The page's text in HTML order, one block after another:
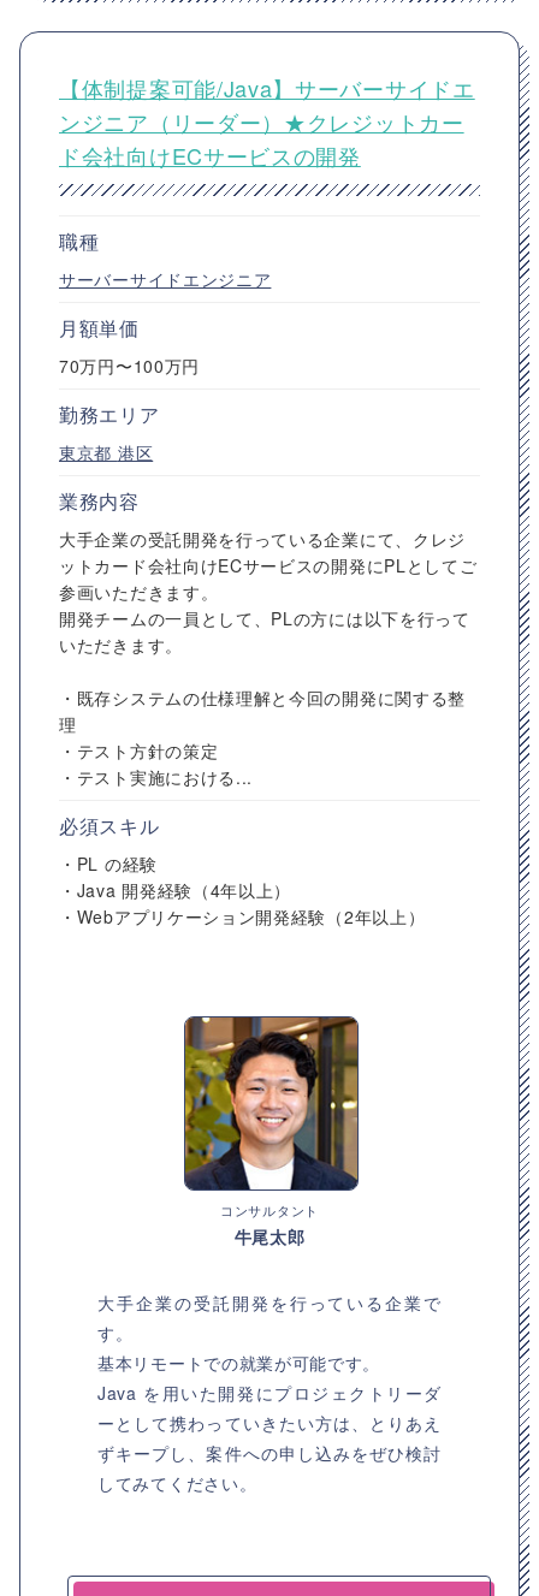
【体制提案可能/Java】サーバーサイドエ
ンジニア（リーダー）★クレジットカー
ド会社向けECサービスの開発
職種
サーバーサイドエンジニア
月額単価
70万円〜100万円
勤務エリア
東京都 港区
業務内容
大手企業の受託開発を行っている企業にて、クレジ
ットカード会社向けECサービスの開発にPLとしてご
参画いただきます。
開発チームの一員として、PLの方には以下を行って
いただきます。
・既存システムの仕様理解と今回の開発に関する整
理
・テスト方針の策定
・テスト実施における...
必須スキル
・PL の経験
・Java 開発経験（4年以上）
・Webアプリケーション開発経験（2年以上）
コンサルタント
牛尾太郎
大手企業の受託開発を行っている企業で
す。
基本リモートでの就業が可能です。
Java を用いた開発にプロジェクトリーダ
ーとして携わっていきたい方は、とりあえ
ずキープし、案件への申し込みをぜひ検討
してみてください。